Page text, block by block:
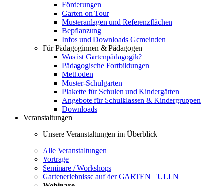
Förderungen
Garten on Tour
Musteranlagen und Referenzflächen
Bepflanzung
Infos und Downloads Gemeinden
Für Pädagoginnen & Pädagogen
Was ist Gartenpädagogik?
Pädagogische Fortbildungen
Methoden
Muster-Schulgarten
Plakette für Schulen und Kindergärten
Angebote für Schulklassen & Kindergruppen
Downloads
Veranstaltungen
Unsere Veranstaltungen im Überblick
Alle Veranstaltungen
Vorträge
Seminare / Workshops
Gartenerlebnisse auf der GARTEN TULLN